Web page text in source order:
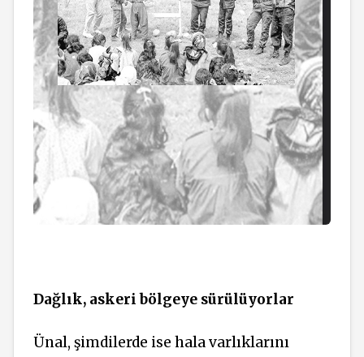
Dağlık, askeri bölgeye sürülüyorlar
Ünal, şimdilerde ise hala varlıklarını